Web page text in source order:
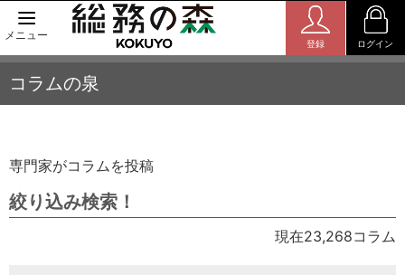
メニュー
登録 ログイン
コラムの泉
専門家がコラムを投稿
絞り込み検索！
現在23,268コラム